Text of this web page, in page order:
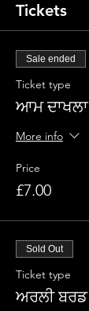
Tickets
Sale ended
Ticket type
ਆਮ ਦਾਖਲਾ
More info
Price
£7.00
Sold Out
Ticket type
ਅਰਲੀ ਬਰਡ